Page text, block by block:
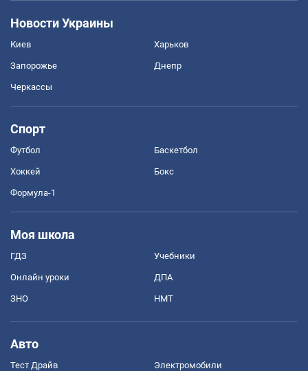
Новости Украины
Киев Харьков
Запорожье Днепр
Черкассы
Спорт
Футбол Баскетбол
Хоккей Бокс
Формула-1
Моя школа
ГДЗ Учебники
Онлайн уроки ДПА
ЗНО НМТ
Авто
Тест Драйв Электромобили